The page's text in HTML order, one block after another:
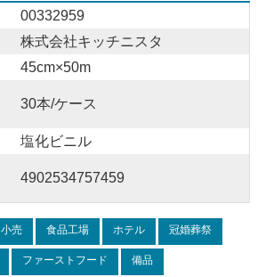
00332959
株式会社キッチニスタ
45cm×50m
30本/ケース
塩化ビニル
4902534757459
小売 食品工場 ホテル 冠婚葬祭
ファーストフード 備品